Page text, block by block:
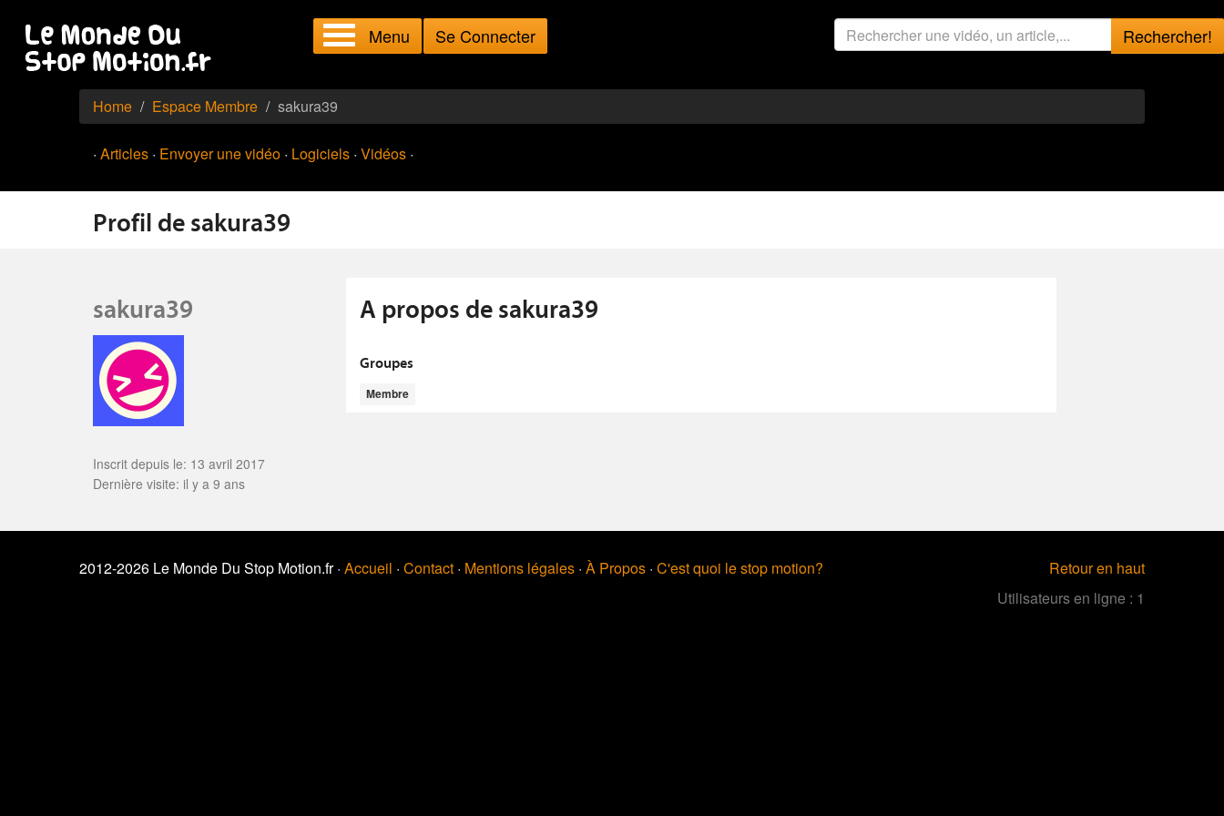
Menu Se Connecter Rechercher!
Home Espace Membre sakura39
· Articles · Envoyer une vidéo · Logiciels · Vidéos ·
Profil de sakura39
sakura39
Inscrit depuis le: 13 avril 2017
Dernière visite: il y a 9 ans
A propos de sakura39
Groupes
Membre
Retour en haut
2012-2026 Le Monde Du Stop Motion.fr · Accueil · Contact · Mentions légales · À Propos · C'est quoi le stop motion?
Utilisateurs en ligne : 1